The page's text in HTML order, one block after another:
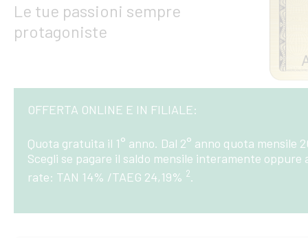
Le tue passioni sempre
protagoniste
OFFERTA ONLINE E IN FILIALE:
Quota gratuita il 1° anno. Dal 2° anno quota mensile
Scegli se pagare il saldo mensile interamente oppure
rate: TAN 14% /TAEG 24,19% 2.